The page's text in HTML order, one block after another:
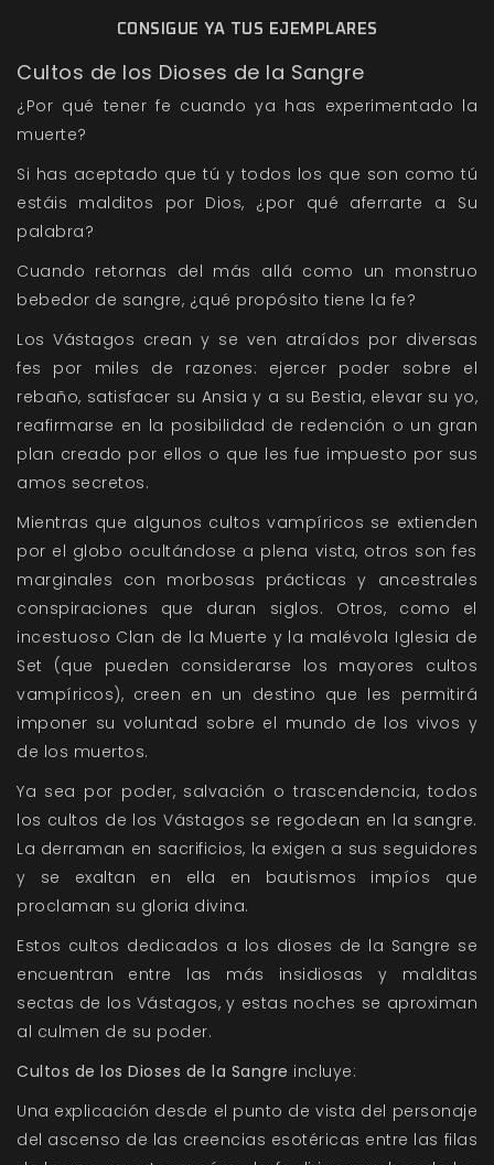
CONSIGUE YA TUS EJEMPLARES
Cultos de los Dioses de la Sangre
¿Por qué tener fe cuando ya has experimentado la
muerte?
Si has aceptado que tú y todos los que son como tú
estáis malditos por Dios, ¿por qué aferrarte a Su
palabra?
Cuando retornas del más allá como un monstruo
bebedor de sangre, ¿qué propósito tiene la fe?
Los Vástagos crean y se ven atraídos por diversas
fes por miles de razones: ejercer poder sobre el
rebaño, satisfacer su Ansia y a su Bestia, elevar su yo,
reafirmarse en la posibilidad de redención o un gran
plan creado por ellos o que les fue impuesto por sus
amos secretos.
Mientras que algunos cultos vampíricos se extienden
por el globo ocultándose a plena vista, otros son fes
marginales con morbosas prácticas y ancestrales
conspiraciones que duran siglos. Otros, como el
incestuoso Clan de la Muerte y la malévola Iglesia de
Set (que pueden considerarse los mayores cultos
vampíricos), creen en un destino que les permitirá
imponer su voluntad sobre el mundo de los vivos y
de los muertos.
Ya sea por poder, salvación o trascendencia, todos
los cultos de los Vástagos se regodean en la sangre.
La derraman en sacrificios, la exigen a sus seguidores
y se exaltan en ella en bautismos impíos que
proclaman su gloria divina.
Estos cultos dedicados a los dioses de la Sangre se
encuentran entre las más insidiosas y malditas
sectas de los Vástagos, y estas noches se aproximan
al culmen de su poder.
Cultos de los Dioses de la Sangre incluye:
Una explicación desde el punto de vista del personaje
del ascenso de las creencias esotéricas entre las filas